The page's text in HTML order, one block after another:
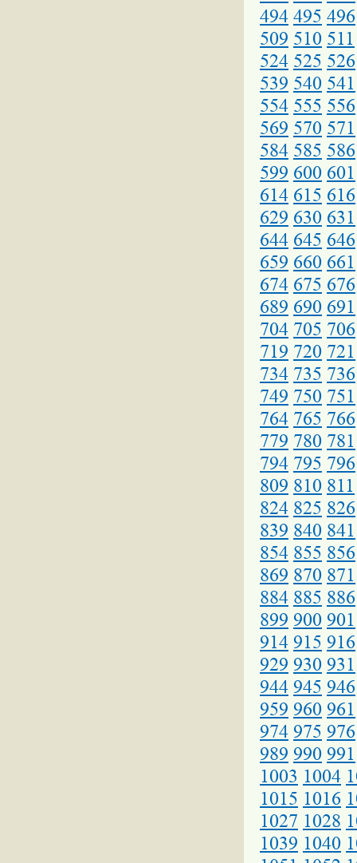
494 495 496
509 510 511
524 525 526
539 540 541
554 555 556
569 570 571
584 585 586
599 600 601
614 615 616
629 630 631
644 645 646
659 660 661
674 675 676
689 690 691
704 705 706
719 720 721
734 735 736
749 750 751
764 765 766
779 780 781
794 795 796
809 810 811
824 825 826
839 840 841
854 855 856
869 870 871
884 885 886
899 900 901
914 915 916
929 930 931
944 945 946
959 960 961
974 975 976
989 990 991
1003 1004
1015 1016
1027 1028
1039 1040